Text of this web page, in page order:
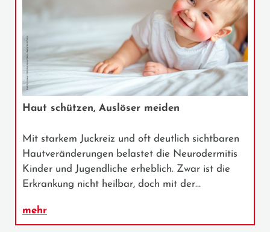
Haut schützen, Auslöser meiden
Mit starkem Juckreiz und oft deutlich sichtbaren
Hautveränderungen belastet die Neurodermitis
Kinder und Jugendliche erheblich. Zwar ist die
Erkrankung nicht heilbar, doch mit der…
mehr